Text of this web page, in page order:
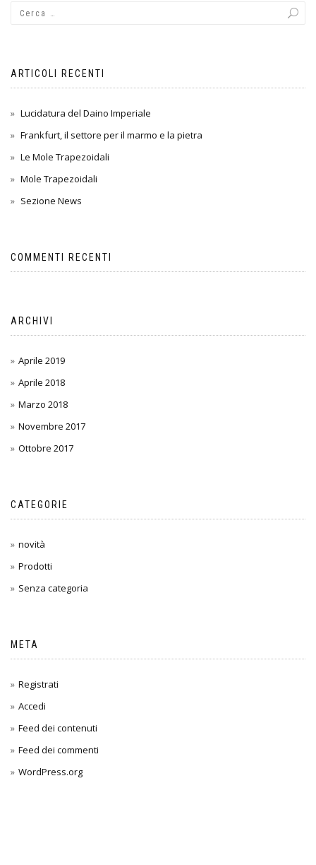
ARTICOLI RECENTI
Lucidatura del Daino Imperiale
Frankfurt, il settore per il marmo e la pietra
Le Mole Trapezoidali
Mole Trapezoidali
Sezione News
COMMENTI RECENTI
ARCHIVI
Aprile 2019
Aprile 2018
Marzo 2018
Novembre 2017
Ottobre 2017
CATEGORIE
novità
Prodotti
Senza categoria
META
Registrati
Accedi
Feed dei contenuti
Feed dei commenti
WordPress.org